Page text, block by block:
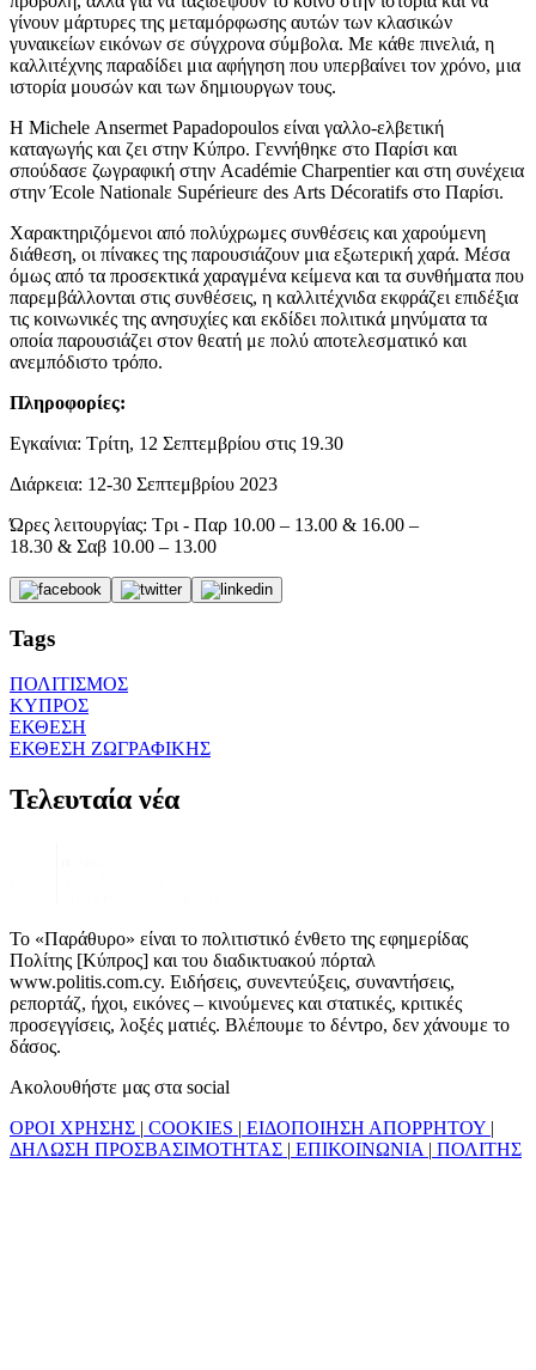
γίνουν μάρτυρες της μεταμόρφωσης αυτών των κλασικών
γυναικείων εικόνων σε σύγχρονα σύμβολα. Με κάθε πινελιά, η
καλλιτέχνης παραδίδει μια αφήγηση που υπερβαίνει τον χρόνο, μια
ιστορία μουσών και των δημιουργων τους.
Η Michele Ansermet Papadopoulos είναι γαλλο-ελβετική
καταγωγής και ζει στην Κύπρο. Γεννήθηκε στο Παρίσι και
σπούδασε ζωγραφική στην Académie Charpentier και στη συνέχεια
στην Έcole Nationalε Supérieurε des Arts Décoratifs στο Παρίσι.
Χαρακτηριζόμενοι από πολύχρωμες συνθέσεις και χαρούμενη
διάθεση, οι πίνακες της παρουσιάζουν μια εξωτερική χαρά. Μέσα
όμως από τα προσεκτικά χαραγμένα κείμενα και τα συνθήματα που
παρεμβάλλονται στις συνθέσεις, η καλλιτέχνιδα εκφράζει επιδέξια
τις κοινωνικές της ανησυχίες και εκδίδει πολιτικά μηνύματα τα
οποία παρουσιάζει στον θεατή με πολύ αποτελεσματικό και
ανεμπόδιστο τρόπο.
Πληροφορίες:
Εγκαίνια: Τρίτη, 12 Σεπτεμβρίου στις 19.30
Διάρκεια: 12-30 Σεπτεμβρίου 2023
Ώρες λειτουργίας: Τρι - Παρ 10.00 – 13.00 & 16.00 –
18.30 & Σαβ 10.00 – 13.00
Tags
ΠΟΛΙΤΙΣΜΟΣ
ΚΥΠΡΟΣ
ΕΚΘΕΣΗ
ΕΚΘΕΣΗ ΖΩΓΡΑΦΙΚΗΣ
Τελευταία νέα
Το «Παράθυρο» είναι το πολιτιστικό ένθετο της εφημερίδας
Πολίτης [Κύπρος] και του διαδικτυακού πόρταλ
www.politis.com.cy. Ειδήσεις, συνεντεύξεις, συναντήσεις,
ρεπορτάζ, ήχοι, εικόνες – κινούμενες και στατικές, κριτικές
προσεγγίσεις, λοξές ματιές. Βλέπουμε το δέντρο, δεν χάνουμε το
δάσος.
Ακολουθήστε μας στα social
ΟΡΟΙ ΧΡΗΣΗΣ | COOKIES | ΕΙΔΟΠΟΙΗΣΗ ΑΠΟΡΡΗΤΟΥ |
ΔΗΛΩΣΗ ΠΡΟΣΒΑΣΙΜΟΤΗΤΑΣ | ΕΠΙΚΟΙΝΩΝΙΑ | ΠΟΛΙΤΗΣ